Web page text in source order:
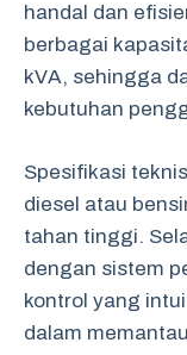
handal dan
berbagai
kVA, sehingga
kebutuhan
Spesifikasi
diesel atau
tahan tinggi.
dengan sistem
kontrol yang
dalam